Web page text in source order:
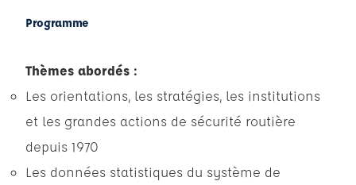
Programme
Thèmes abordés :
Les orientations, les stratégies, les institutions
et les grandes actions de sécurité routière
depuis 1970
Les données statistiques du système de